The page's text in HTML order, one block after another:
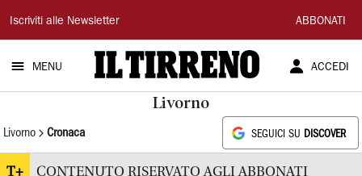
Il
Tirreno
Iscriviti alle Newsletter ABBONATI
MENU ACCEDI
Livorno
Livorno Cronaca SEGUICI SU DISCOVER
T+ CONTENUTO RISERVATO AGLI ABBONATI